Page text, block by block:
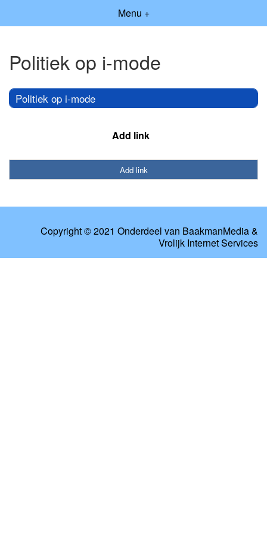
Menu +
Politiek op i-mode
Politiek op i-mode
Add link
Add link
Copyright © 2021 Onderdeel van BaakmanMedia&
Vrolijk Internet Services